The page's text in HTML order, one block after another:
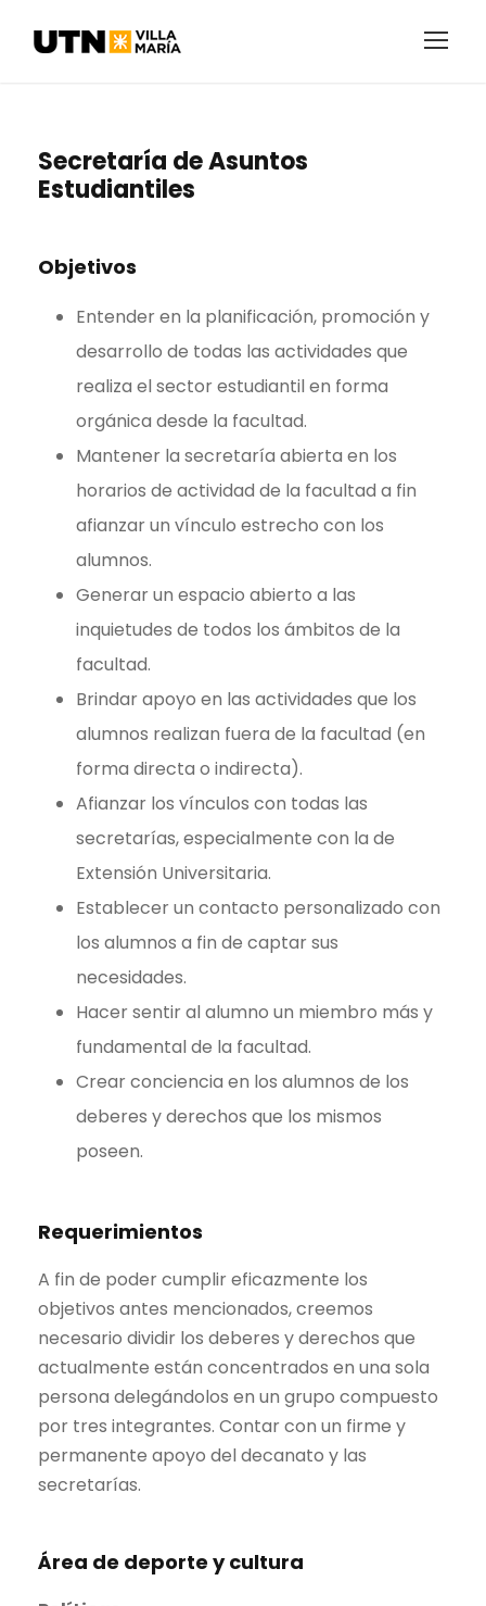
Secretaría de Asuntos
Estudiantiles
Objetivos
Entender en la planificación, promoción y
desarrollo de todas las actividades que
realiza el sector estudiantil en forma
orgánica desde la facultad.
Mantener la secretaría abierta en los
horarios de actividad de la facultad a fin
afianzar un vínculo estrecho con los
alumnos.
Generar un espacio abierto a las
inquietudes de todos los ámbitos de la
facultad.
Brindar apoyo en las actividades que los
alumnos realizan fuera de la facultad (en
forma directa o indirecta).
Afianzar los vínculos con todas las
secretarías, especialmente con la de
Extensión Universitaria.
Establecer un contacto personalizado con
los alumnos a fin de captar sus
necesidades.
Hacer sentir al alumno un miembro más y
fundamental de la facultad.
Crear conciencia en los alumnos de los
deberes y derechos que los mismos
poseen.
Requerimientos
A fin de poder cumplir eficazmente los
objetivos antes mencionados, creemos
necesario dividir los deberes y derechos que
actualmente están concentrados en una sola
persona delegándolos en un grupo compuesto
por tres integrantes. Contar con un firme y
permanente apoyo del decanato y las
secretarías.
Área de deporte y cultura